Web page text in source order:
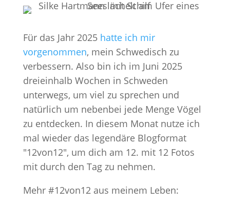
Für das Jahr 2025 hatte ich mir
vorgenommen, mein Schwedisch zu
verbessern. Also bin ich im Juni 2025
dreieinhalb Wochen in Schweden
unterwegs, um viel zu sprechen und
natürlich um nebenbei jede Menge Vögel
zu entdecken. In diesem Monat nutze ich
mal wieder das legendäre Blogformat
"12von12", um dich am 12. mit 12 Fotos
mit durch den Tag zu nehmen.
Mehr #12von12 aus meinem Leben: